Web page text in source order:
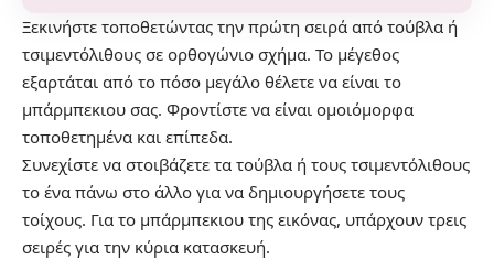
Ξεκινήστε τοποθετώντας την πρώτη σειρά από τούβλα ή
τσιμεντόλιθους σε ορθογώνιο σχήμα. Το μέγεθος
εξαρτάται από το πόσο μεγάλο θέλετε να είναι το
μπάρμπεκιου σας. Φροντίστε να είναι ομοιόμορφα
τοποθετημένα και επίπεδα.
Συνεχίστε να στοιβάζετε τα τούβλα ή τους τσιμεντόλιθους
το ένα πάνω στο άλλο για να δημιουργήσετε τους
τοίχους. Για το μπάρμπεκιου της εικόνας, υπάρχουν τρεις
σειρές για την κύρια κατασκευή.